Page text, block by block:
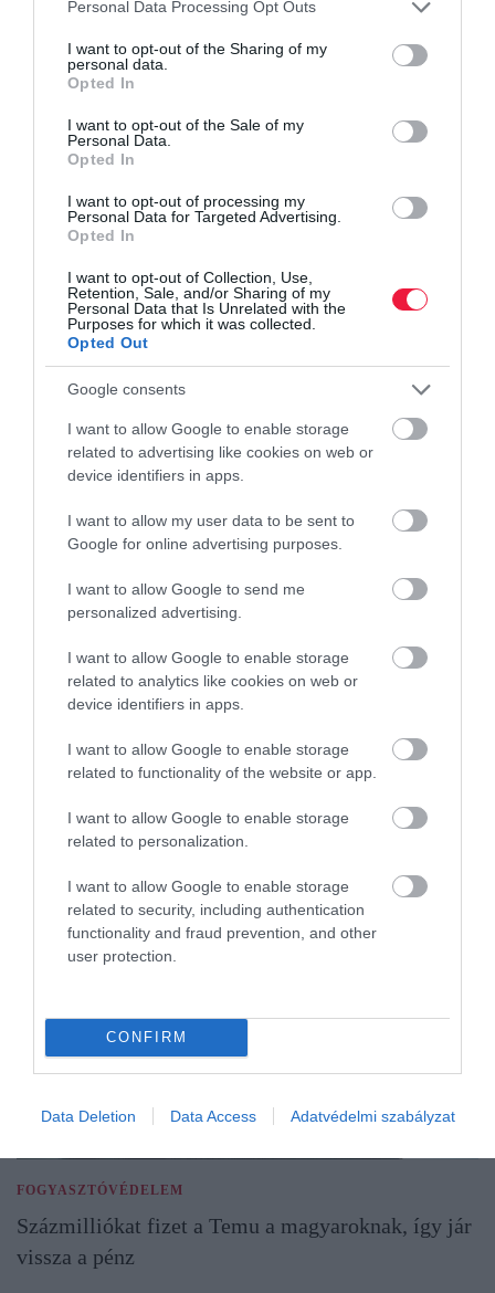
not limited to your visit or usage behaviour. You may click to
grant or deny consent to Google and its third-party tags to
use your data for below specified purposes in below Google
consent section.
Personal Data Processing Opt Outs
I want to opt-out of the Sharing of my
personal data.
Opted In
I want to opt-out of the Sale of my
Personal Data.
Opted In
I want to opt-out of processing my
Personal Data for Targeted Advertising.
Opted In
I want to opt-out of Collection, Use,
Retention, Sale, and/or Sharing of my
Personal Data that Is Unrelated with the
Purposes for which it was collected.
Opted Out
Google consents
I want to allow Google to enable storage
related to advertising like cookies on web or
device identifiers in apps.
I want to allow my user data to be sent to
Google for online advertising purposes.
I want to allow Google to send me
personalized advertising.
I want to allow Google to enable storage
related to analytics like cookies on web or
device identifiers in apps.
I want to allow Google to enable storage
related to functionality of the website or app.
I want to allow Google to enable storage
related to personalization.
I want to allow Google to enable storage
related to security, including authentication
functionality and fraud prevention, and other
user protection.
CONFIRM
Data Deletion Data Access Adatvédelmi szabályzat
úgynevezett owner-occupier – saját használatra vásárló –
vállalatok körében jelennek meg.
A következő időszakban a szakértők szerint az ipari ingatlanpiac
egyik kulcskérdése az lesz, hogy a fejlesztési hullám hogyan
találkozik a gazdasági növekedés ütemével. Rövid távon a
jelentős új kínálat miatt az üresedési ráta még emelkedhet,
ugyanakkor a gyártási beruházások és a logisztikai kereslet
hosszabb távon továbbra is stabil alapot adhat a szektornak.
Olvasd el ezt is!
ingatlanpiac ipari ingatlanok
magyarország gazdaság
FOGYASZTÓVÉDELEM
Százmilliókat fizet a Temu a magyaroknak, így jár
vissza a pénz